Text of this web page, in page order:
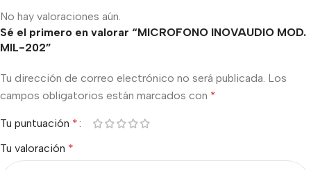
No hay valoraciones aún.
Sé el primero en valorar “MICROFONO INOVAUDIO MOD.
MIL-202”
Tu dirección de correo electrónico no será publicada. Los
campos obligatorios están marcados con *
Tu puntuación *
Tu valoración *